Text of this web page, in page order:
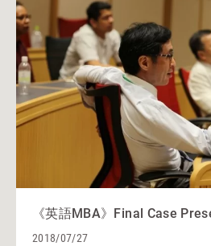
《英語MBA》Final Case
2018/07/27